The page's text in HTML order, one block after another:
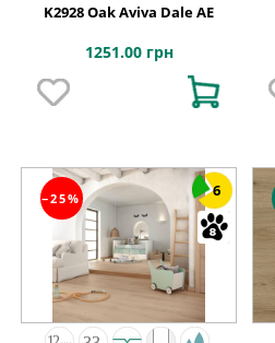
K2928 Oak Aviva Dale AE
1251.00 грн
−25% 6